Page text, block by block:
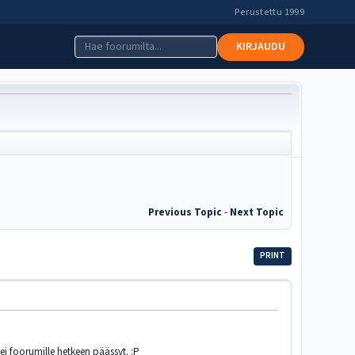
Perustettu 1999
KIRJAUDU
Previous Topic- Next Topic
PRINT
foorumille hetkeen päässyt. :P